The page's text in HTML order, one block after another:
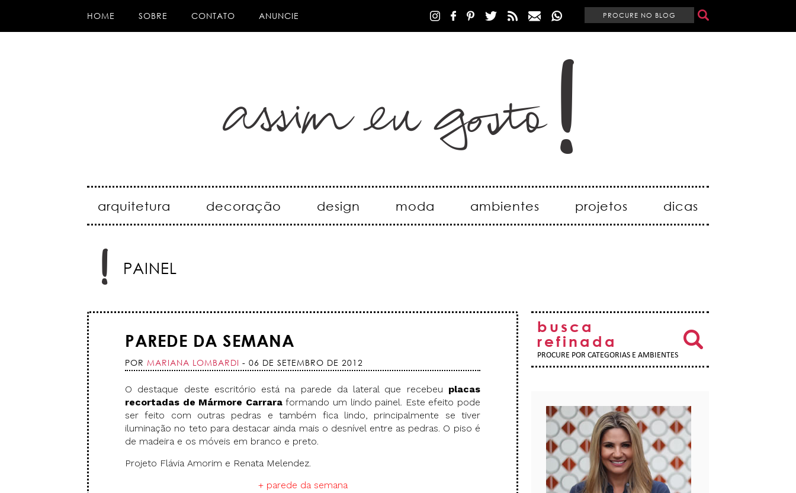
HOME SOBRE CONTATO ANUNCIE
arquitetura decoração design moda ambientes projetos dicas
PAINEL
PAREDE DA SEMANA
POR MARIANA LOMBARDI - 06 DE SETEMBRO DE 2012
O destaque deste escritório está na parede da lateral que recebeu placas
recortadas de Mármore Carraraformando um lindo painel. Este efeito pode
ser feito com outras pedras e também fica lindo, principalmente se tiver
iluminação no teto para destacar ainda mais o desnível entre as pedras. O piso é
de madeira e os móveis em branco e preto.
Projeto Flávia Amorim e Renata Melendez.
+ parede da semana
busca
refinada
PROCURE POR CATEGORIAS E AMBIENTES